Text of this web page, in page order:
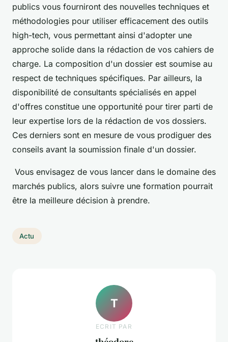
publics vous fourniront des nouvelles techniques et
méthodologies pour utiliser efficacement des outils
high-tech, vous permettant ainsi d'adopter une
approche solide dans la rédaction de vos cahiers de
charge. La composition d'un dossier est soumise au
respect de techniques spécifiques. Par ailleurs, la
disponibilité de consultants spécialisés en appel
d'offres constitue une opportunité pour tirer parti de
leur expertise lors de la rédaction de vos dossiers.
Ces derniers sont en mesure de vous prodiguer des
conseils avant la soumission finale d'un dossier.
Vous envisagez de vous lancer dans le domaine des
marchés publics, alors suivre une formation pourrait
être la meilleure décision à prendre.
Actu
T
ECRIT PAR